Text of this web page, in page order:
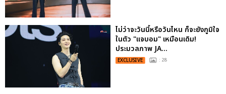
ไม่ว่าจะวันนี้หรือวันไหน ก็จะยังภูมิใจ
ในตัว "แจบอม" เหมือนเดิม!
ประมวลภาพ JA...
EXCLUSIVE : 28